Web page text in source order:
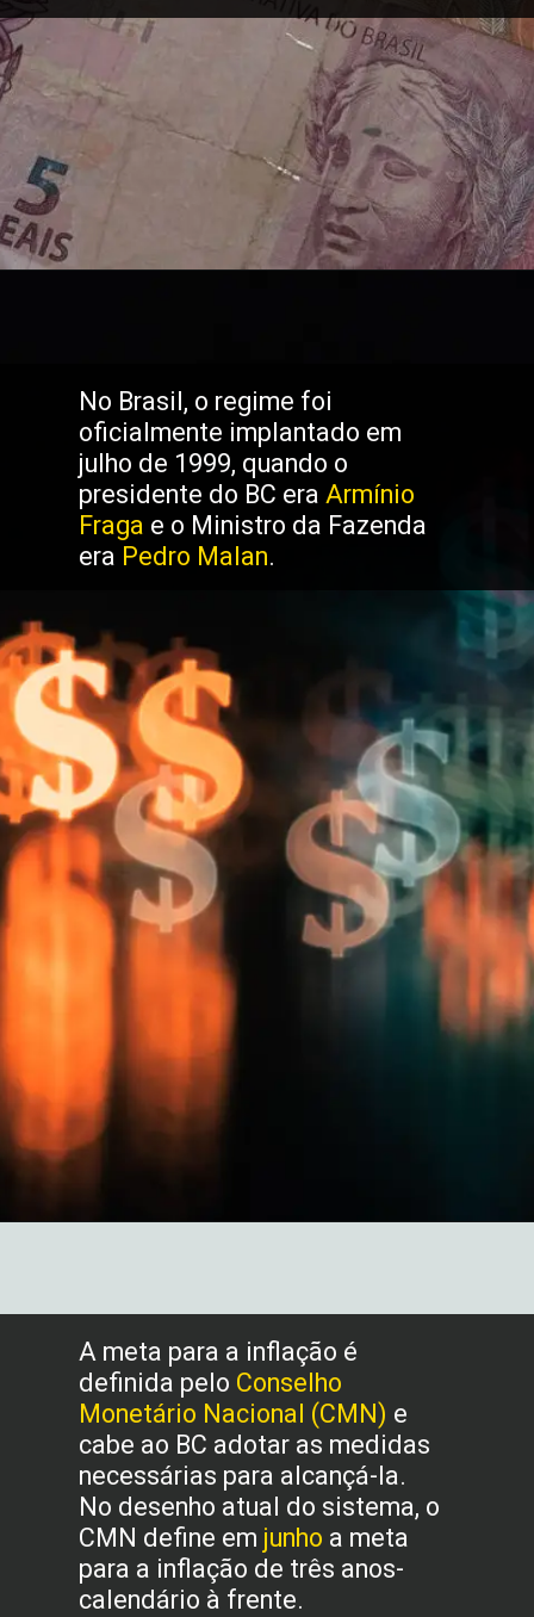
No Brasil, o regime foi
oficialmente implantado em
julho de 1999, quando o
presidente do BC era Armínio
Fraga e o Ministro da Fazenda
era Pedro Malan.
A meta para a inflação é
definida pelo Conselho
Monetário Nacional (CMN) e
cabe ao BC adotar as medidas
necessárias para alcançá-la.
No desenho atual do sistema, o
CMN define em junho a meta
para a inflação de três anos-
calendário à frente.